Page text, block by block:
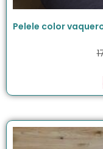
Pelele color